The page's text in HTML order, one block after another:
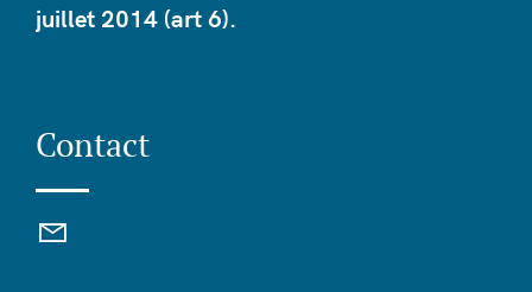
juillet 2014 (art 6).
Contact